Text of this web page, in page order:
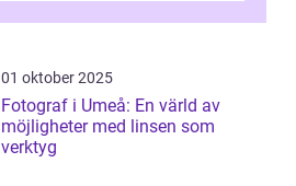
01 oktober 2025
Fotograf i Umeå: En värld av
möjligheter med linsen som
verktyg